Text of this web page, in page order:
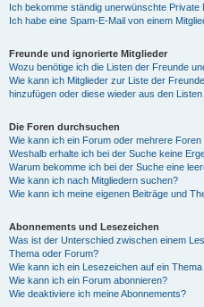
Ich bekomme ständig unerwünschte Private
Ich habe eine Spam-E-Mail von einem
Freunde und ignorierte Mitglieder
Wozu benötige ich die Listen der Freunde
Wie kann ich Mitglieder zur Liste der
hinzufügen oder diese wieder aus den
Die Foren durchsuchen
Wie kann ich ein Forum oder mehrere
Weshalb erhalte ich bei der Suche keine
Warum bekomme ich bei der Suche eine
Wie kann ich nach Mitgliedern suchen?
Wie kann ich meine eigenen Beiträge und
Abonnements und Lesezeichen
Was ist der Unterschied zwischen einem
Thema oder Forum?
Wie kann ich ein Lesezeichen auf ein
Wie kann ich ein Forum abonnieren?
Wie deaktiviere ich meine Abonnements?